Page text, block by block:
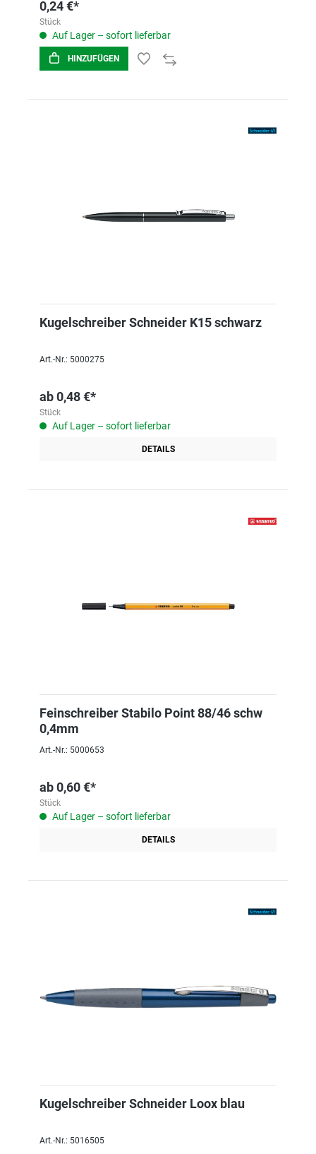
0,24 €*
Stück
Auf Lager – sofort lieferbar
HINZUFÜGEN
Kugelschreiber Schneider K15 schwarz
Art.-Nr.: 5000275
ab0,48 €*
Stück
Auf Lager – sofort lieferbar
DETAILS
Feinschreiber Stabilo Point 88/46 schw
0,4mm
Art.-Nr.: 5000653
ab0,60 €*
Stück
Auf Lager – sofort lieferbar
DETAILS
Kugelschreiber Schneider Loox blau
Art.-Nr.: 5016505